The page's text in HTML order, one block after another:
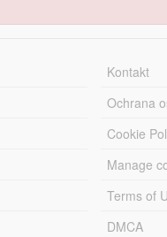
Kontakt
Ochrana
Cookie
Manage
Terms of
DMCA